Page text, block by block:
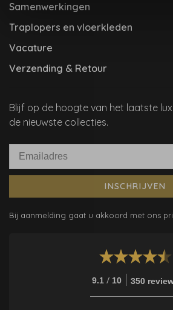
Samenwerkingen
Traplopers en vloerkleden
Vacature
Verzending & Retour
Blijf op de hoogte van het laatste
de nieuwste collecties.
INSCHRIJVEN
Bij aanmelding gaat u akkoord met ons
9.1 / 10 350